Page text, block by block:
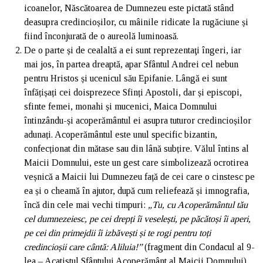
icoanelor, Născătoarea de Dumnezeu este pictată stând
deasupra credincioșilor, cu mâinile ridicate la rugăciune și
fiind înconjurată de o aureolă luminoasă.
De o parte și de cealaltă a ei sunt reprezentaţi îngeri, iar
mai jos, în partea dreaptă, apar Sfântul Andrei cel nebun
pentru Hristos și ucenicul său Epifanie. Lângă ei sunt
înfățișați cei doisprezece Sfinți Apostoli, dar și episcopi,
sfinte femei, monahi și mucenici, Maica Domnului
întinzându-și acoperământul ei asupra tuturor credincioșilor
adunați. Acoperământul este unul specific bizantin,
confecționat din mătase sau din lână subțire. Vălul întins al
Maicii Domnului, este un gest care simbolizează ocrotirea
veșnică a Maicii lui Dumnezeu față de cei care o cinstesc pe
ea și o cheamă în ajutor, după cum reliefează și imnografia,
încă din cele mai vechi timpuri: „Tu, cu Acoperământul tău
cel dumnezeiesc, pe cei drepți îi veselești, pe păcătoși îi aperi,
pe cei din primejdii îi izbăvești și te rogi pentru toți
credincioșii care cântă: Aliluia!”(fragment din Condacul al 9-
lea – Acatistul Sfântului Acoperământ al Maicii Domnului).